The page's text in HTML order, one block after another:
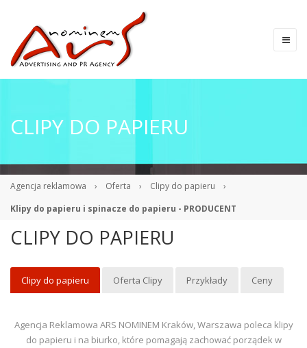
CLIPY DO PAPIERU
Agencja reklamowa › Oferta › Clipy do papieru
›
Klipy do papieru i spinacze do papieru - PRODUCENT
CLIPY DO PAPIERU
Clipy do papieru Oferta Clipy Przykłady Ceny
Agencja Reklamowa ARS NOMINEM Kraków, Warszawa poleca klipy
do papieru i na biurko, które pomagają zachować porządek w